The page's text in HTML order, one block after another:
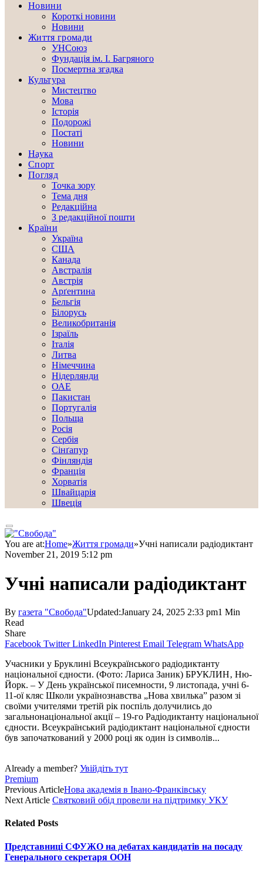
Новини
Короткі новини
Новини
Життя громади
УНСоюз
Фундація ім. І. Багряного
Посмертна згадка
Культура
Мистецтво
Мова
Історія
Подорожі
Постаті
Новини
Наука
Спорт
Погляд
Точка зору
Тема дня
Редакційна
З редакційної пошти
Країни
Україна
США
Канада
Австралія
Австрія
Арґентина
Бельгія
Білорусь
Великобританія
Ізраїль
Італія
Литва
Німеччина
Нідерлянди
ОАЕ
Пакистан
Португалія
Польща
Росія
Сербія
Сінґапур
Фінляндія
Франція
Хорватія
Швайцарія
Швеція
You are at:Home»Життя громади»Учні написали радіодиктант
November 21, 2019 5:12 pm
Учні написали радіодиктант
By газета "Свобода"Updated:January 24, 2025 2:33 pm1 Min
Read
Share
Facebook Twitter LinkedIn Pinterest Email Telegram WhatsApp
Учасники у Бруклині Всеукраїнського радіодиктанту
національної єдности. (Фото: Лариса Заник) БРУКЛИН‚ Ню-
Йорк. – У День української писемности, 9 листопада, учні 6-
11-ої кляс Школи українознавства „Нова хвилька” разом зі
своїми учителями третій рік поспіль долучились до
загальнонаціональної акції – 19-го Радіодиктанту національної
єдности. Всеукраїнський радіодиктант національної єдности
був започаткований у 2000 році як один із символів...
Already a member? Увійдіть тут
Premium
Previous ArticleНова академія в Івано-Франківську
Next Article Святковий обід провели на підтримку УКУ
Related Posts
Представниці СФУЖО на дебатах кандидатів на посаду
Генерального секретаря ООН